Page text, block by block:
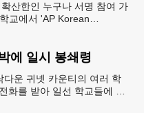
산한인 누구나 서명 참여 가
교에서 'AP Korean
에 일시 봉쇄령
운 귀넷 카운티의 여러 학
화를 받아 일선 학교들에 일